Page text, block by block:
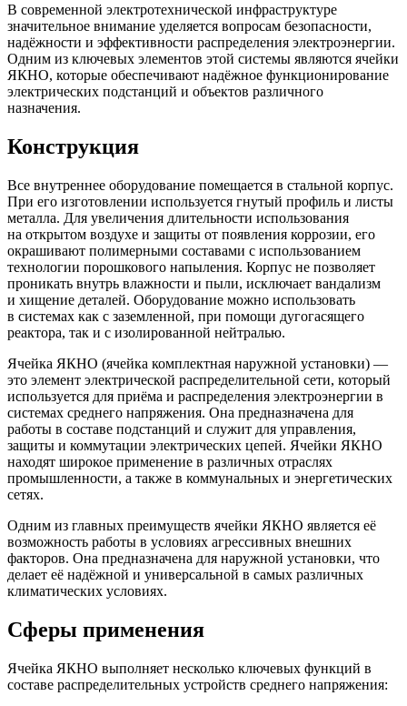
В современной электротехнической инфраструктуре
значительное внимание уделяется вопросам безопасности,
надёжности и эффективности распределения электроэнергии.
Одним из ключевых элементов этой системы являются ячейки
ЯКНО, которые обеспечивают надёжное функционирование
электрических подстанций и объектов различного
назначения.
Конструкция
Все внутреннее оборудование помещается в стальной корпус.
При его изготовлении используется гнутый профиль и листы
металла. Для увеличения длительности использования
на открытом воздухе и защиты от появления коррозии, его
окрашивают полимерными составами с использованием
технологии порошкового напыления. Корпус не позволяет
проникать внутрь влажности и пыли, исключает вандализм
и хищение деталей. Оборудование можно использовать
в системах как с заземленной, при помощи дугогасящего
реактора, так и с изолированной нейтралью.
Ячейка ЯКНО (ячейка комплектная наружной установки) —
это элемент электрической распределительной сети, который
используется для приёма и распределения электроэнергии в
системах среднего напряжения. Она предназначена для
работы в составе подстанций и служит для управления,
защиты и коммутации электрических цепей. Ячейки ЯКНО
находят широкое применение в различных отраслях
промышленности, а также в коммунальных и энергетических
сетях.
Одним из главных преимуществ ячейки ЯКНО является её
возможность работы в условиях агрессивных внешних
факторов. Она предназначена для наружной установки, что
делает её надёжной и универсальной в самых различных
климатических условиях.
Сферы применения
Ячейка ЯКНО выполняет несколько ключевых функций в
составе распределительных устройств среднего напряжения: